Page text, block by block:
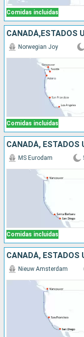
Comidas incluidas
CANADÁ,ESTADOS
Comidas incluidas
Norwegian Joy
CANADÁ, ESTADOS
Comidas incluidas
MS Eurodam
CANADÁ, ESTADOS
Nieuw Amsterdam